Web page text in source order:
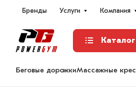
Бренды Услуги Компания
Каталог
Беговые дорожкиМассажные